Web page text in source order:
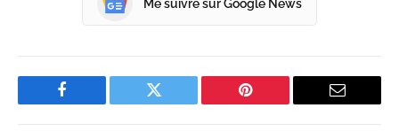
Me suivre sur Google News
Facebook Twitter Pinterest Email